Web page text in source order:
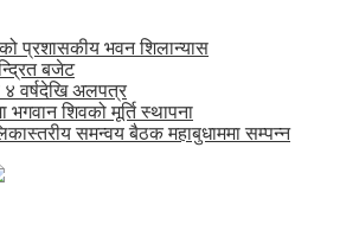
प्रशासकीय भवन शिलान्यास
बजेट
४ वर्षदेखि अलपत्र
भगवान शिवको मूर्ति स्थापना
समन्वय बैठक महाबुधाममा सम्पन्न